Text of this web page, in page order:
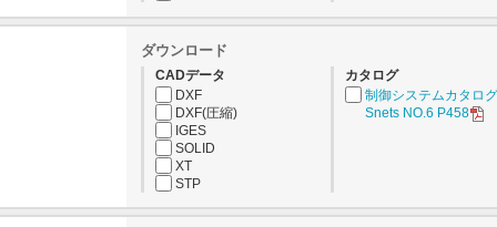
ダウンロード
CADデータ
DXF
DXF(圧縮)
IGES
SOLID
XT
STP
カタログ
制御システムカタログ
Snets NO.6 P458